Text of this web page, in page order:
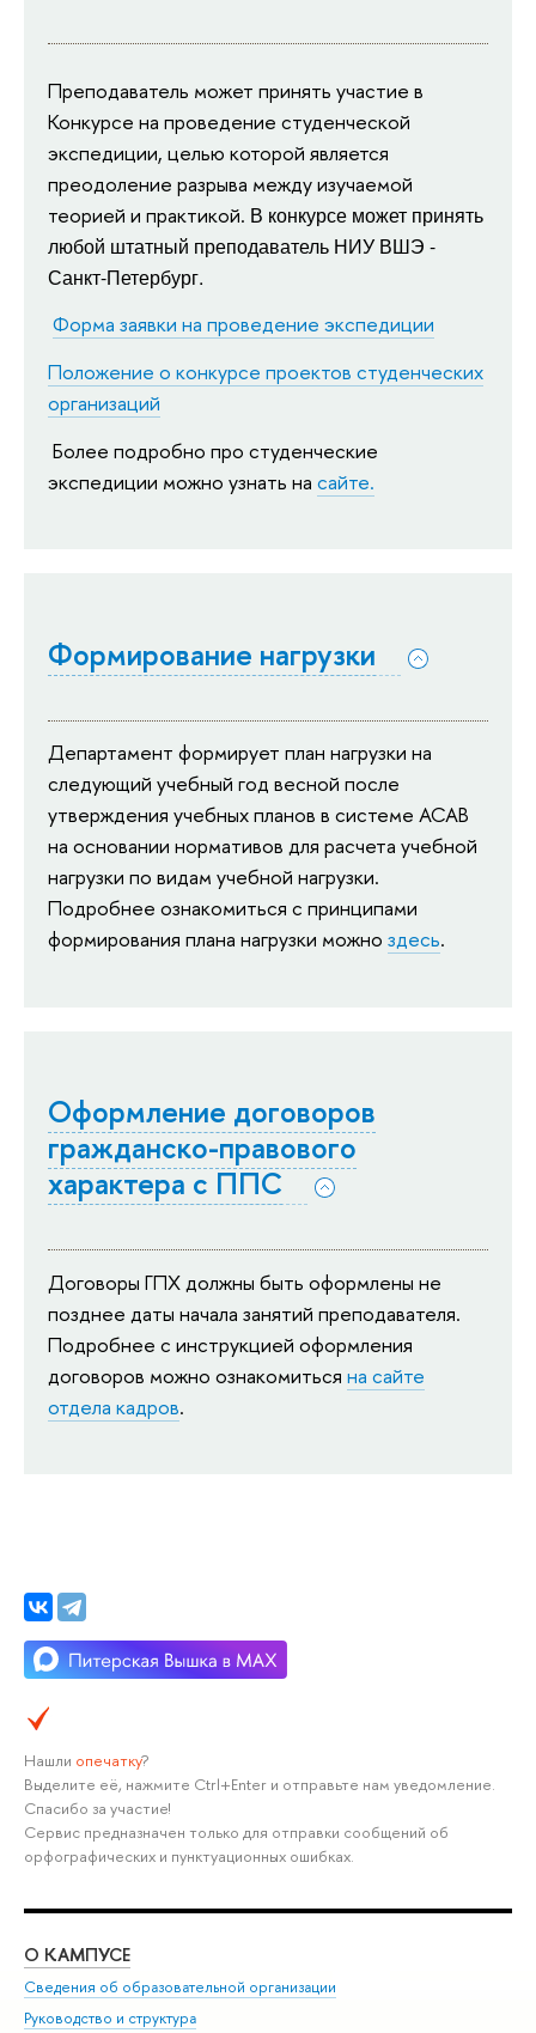
Преподаватель может принять участие в
Конкурсе на проведение студенческой
экспедиции, целью которой является
преодоление разрыва между изучаемой
теорией и практикой. В конкурсе может принять
любой штатный преподаватель НИУ ВШЭ -
Санкт-Петербург.
Форма заявки на проведение экспедиции
Положение о конкурсе проектов студенческих
организаций
Более подробно про студенческие
экспедиции можно узнать на сайте.
Формирование нагрузки
Департамент формирует план нагрузки на
следующий учебный год весной после
утверждения учебных планов в системе АСАВ
на основании нормативов для расчета учебной
нагрузки по видам учебной нагрузки.
Подробнее ознакомиться с принципами
формирования плана нагрузки можно здесь.
Оформление договоров
гражданско-правового
характера с ППС
Договоры ГПХ должны быть оформлены не
позднее даты начала занятий преподавателя.
Подробнее с инструкцией оформления
договоров можно ознакомиться на сайте
отдела кадров.
Нашли опечатку?
Выделите её, нажмите Ctrl+Enter и отправьте нам уведомление.
Спасибо за участие!
Сервис предназначен только для отправки сообщений об
орфографических и пунктуационных ошибках.
О КАМПУСЕ
Сведения об образовательной организации
Руководство и структура